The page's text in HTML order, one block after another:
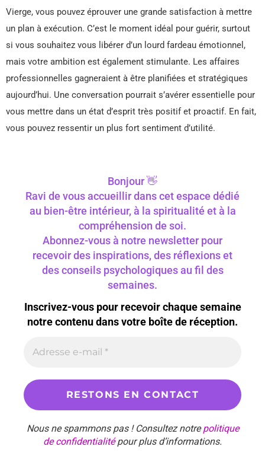
Vierge, vous pouvez éprouver une grande satisfaction à mettre
un plan à exécution. C’est le moment idéal pour guérir, surtout
si vous souhaitez vous libérer d’un lourd fardeau émotionnel,
mais votre ambition est également stimulante. Les affaires
professionnelles gagneraient à être planifiées et stratégiques
aujourd’hui. Une conversation pourrait s’avérer essentielle pour
vous mettre dans un état d’esprit très positif et proactif. En fait,
vous pouvez ressentir un plus fort sentiment d’utilité.
Bonjour 👋
Ravi de vous accueillir dans cet espace dédié
au bien-être intérieur, à la spiritualité et à la
compréhension de soi.
Abonnez-vous à notre newsletter pour
recevoir des inspirations, des réflexions et
des conseils psychologiques au fil des
semaines.
Inscrivez-vous pour recevoir chaque semaine
notre contenu dans votre boîte de réception.
Nous ne spammons pas ! Consultez notrepolitique
de confidentialitépour plus d’informations.